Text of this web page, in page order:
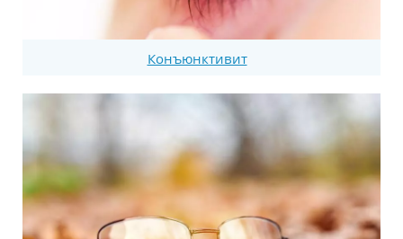
Конъюнктивит